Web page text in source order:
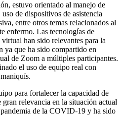
estuvo orientado al manejo de
de dispositivos de asistencia
entre otros temas relacionados al
enfermo. Las tecnologías de
han sido relevantes para la
ya que ha sido compartido en
de Zoom a múltiples participantes.
el uso de equipo real con
para fortalecer la capacidad de
gran relevancia en la situación actual
de la COVID-19 y ha sido